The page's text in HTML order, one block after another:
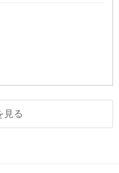
見る